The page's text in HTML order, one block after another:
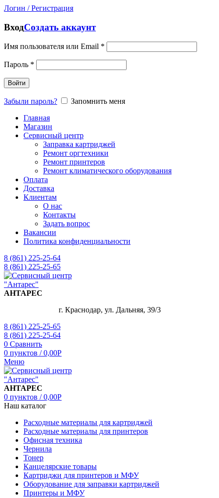
Логин / Регистрация
ВходСоздать аккаунт
Имя пользователя или Email *
Пароль *
Войти
Забыли пароль?
Запомнить меня
Главная
Магазин
Сервисный центр
Заправка картриджей
Ремонт оргтехники
Ремонт принтеров
Ремонт климатического оборудования
Оплата
Доставка
Клиентам
О нас
Контакты
Задать вопрос
Вакансии
Политика конфиденциальности
8 (861) 225-25-64
8 (861) 225-25-65
АНТАРЕС
г. Краснодар, ул. Дальняя, 39/3
8 (861) 225-25-65
8 (861) 225-25-64
0 Сравнить
0 пунктов / 0,00Р
Меню
АНТАРЕС
0 пунктов / 0,00Р
Наш каталог
Расходные материалы для картриджей
Расходные материалы для принтеров
Офисная техника
Чернила
Тонер
Канцелярские товары
Картриджи для принтеров и МФУ
Оборудование для заправки картриджей
Принтеры и МФУ